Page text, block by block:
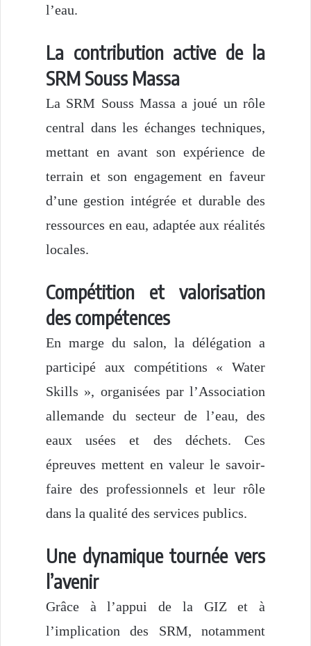
l’eau.
La contribution active de la
SRM Souss Massa
La SRM Souss Massa a joué un rôle
central dans les échanges techniques,
mettant en avant son expérience de
terrain et son engagement en faveur
d’une gestion intégrée et durable des
ressources en eau, adaptée aux réalités
locales.
Compétition et valorisation
des compétences
En marge du salon, la délégation a
participé aux compétitions « Water
Skills », organisées par l’Association
allemande du secteur de l’eau, des
eaux usées et des déchets. Ces
épreuves mettent en valeur le savoir-
faire des professionnels et leur rôle
dans la qualité des services publics.
Une dynamique tournée vers
l’avenir
Grâce à l’appui de la GIZ et à
l’implication des SRM, notamment